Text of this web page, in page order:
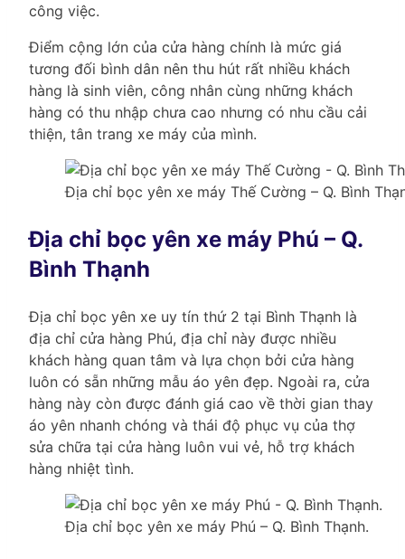
công việc.
Điểm cộng lớn của cửa hàng chính là mức giá
tương đối bình dân nên thu hút rất nhiều khách
hàng là sinh viên, công nhân cùng những khách
hàng có thu nhập chưa cao nhưng có nhu cầu cải
thiện, tân trang xe máy của mình.
Địa chỉ bọc yên xe máy Thế Cường – Q. Bình
Địa chỉ bọc yên xe máy Phú – Q.
Bình Thạnh
Địa chỉ bọc yên xe uy tín thứ 2 tại Bình Thạnh là
địa chỉ cửa hàng Phú, địa chỉ này được nhiều
khách hàng quan tâm và lựa chọn bởi cửa hàng
luôn có sẵn những mẫu áo yên đẹp. Ngoài ra, cửa
hàng này còn được đánh giá cao về thời gian thay
áo yên nhanh chóng và thái độ phục vụ của thợ
sửa chữa tại cửa hàng luôn vui vẻ, hỗ trợ khách
hàng nhiệt tình.
Địa chỉ bọc yên xe máy Phú – Q. Bình Thạnh.